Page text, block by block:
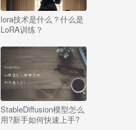
lora技术是什么？什么是
LoRA训练？
StableDiffusion模型怎么
用?新手如何快速上手?